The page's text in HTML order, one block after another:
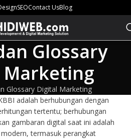
SEOContact UsBlog
Glossary
Glossary Digital Marketing
adalah berhubungan dengan
tertentu; berhubungan
gambaran digital saat ini adalah
termasuk perangkat